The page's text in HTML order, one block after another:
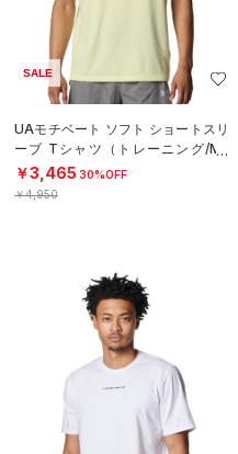
SALE
UAモチベート ソフト ショートスリ
ーブ Tシャツ（トレーニング/ME
N）
￥3,465 30%OFF
￥4,950